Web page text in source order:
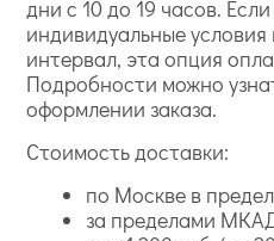
дни с 10 до 19 часов.
индивидуальные
интервал, эта опция
Подробности можно
оформлении заказа.
Стоимость доставки:
по Москве в
за пределами